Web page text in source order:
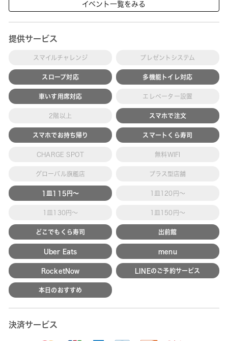
イベント一覧をみる
提供サービス
スマイルチャレンジ プレゼントシステム
スロープ対応 多機能トイレ対応
車いす用席対応 エレベーター設置
2階以上 スマホで注文
スマホでお持ち帰り スマートくら寿司
CHARGE SPOT 無料WIFI
グローバル旗艦店 プラス型店舗
1皿115円～ 1皿120円～
1皿130円～ 1皿150円～
どこでもくら寿司 出前館
Uber Eats menu
RocketNow LINEのご予約サービス
本日のおすすめ
決済サービス